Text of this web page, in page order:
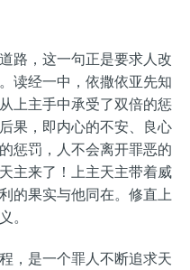
路，这一句正是要求人改
读经一中，依撒依亚先知
上主手中承受了双倍的惩
果，即内心的不安、良心
惩罚，人不会离开罪恶的
主来了！上主天主带着威
的果实与他同在。修直上
。
，是一个罪人不断追求天